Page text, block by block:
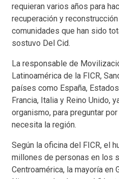
requieran varios años para
recuperación y
comunidades que han sido
sostuvo Del Cid.
La responsable de
Latinoamérica de la FICR,
países como España,
Francia, Italia y Reino Unido,
organismo, para preguntar
necesita la región.
Según la oficina del FICR, el
millones de personas en los
Centroamérica, la mayoría en